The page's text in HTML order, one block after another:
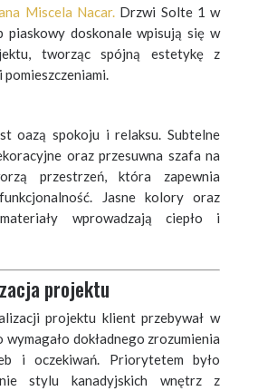
Miscela Nacar.Drzwi Solte 1 w
piaskowy doskonale wpisują się w
tworząc spójną estetykę z
pomieszczeniami.
oazą spokoju i relaksu. Subtelne
oraz przesuwna szafa na
przestrzeń, która zapewnia
Jasne kolory oraz
wprowadzają ciepło i
projektu
projektu klient przebywał w
wymagało dokładnego zrozumienia
i oczekiwań. Priorytetem było
stylu kanadyjskich wnętrz z